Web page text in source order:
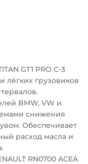
GT1 PRO C-3
лёгких грузовиков
BMW, VW и
снижения
Обеспечивает
расход масла и
RN0700 ACEA